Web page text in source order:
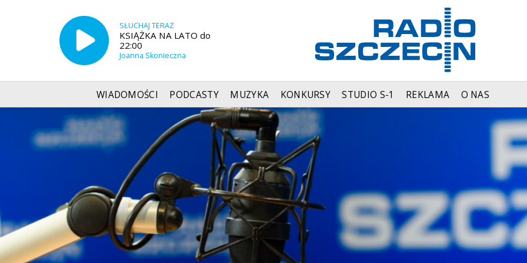
SŁUCHAJ TERAZ
KSIĄŻKA NA LATO do
22:00
Joanna Skonieczna
WIADOMOŚCI PODCASTY MUZYKA KONKURSY STUDIO S-1 REKLAMA O NAS